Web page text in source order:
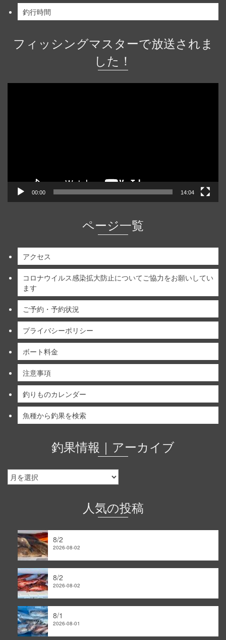
釣行時間
フィッシングマスターで放送されま
した！
00:00 14:04
ページ一覧
アクセス
コロナウイルス感染拡大防止についてご協力をお願いしてい
ます
ご予約・予約状況
プライバシーポリシー
ボート料金
注意事項
釣りものカレンダー
魚種から釣果を検索
釣果情報｜アーカイブ
釣
果
人気の投稿
8/2
2026-08-02
8/2
2026-08-02
8/1
2026-08-01